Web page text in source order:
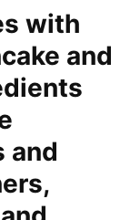
with
and
and